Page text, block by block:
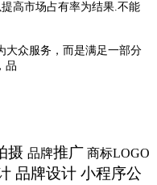
高市场占有率为结果.不能
大众服务，而是满足一部分
品
摄 品牌推广 商标LOGO
品牌设计 小程序公